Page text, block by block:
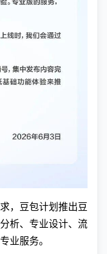
，豆包计划推出豆
析、专业设计、流
业服务。